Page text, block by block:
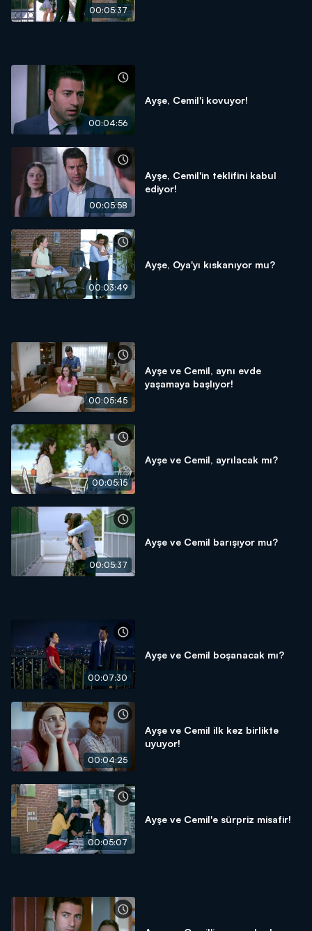
00:05:37
00:04:56
Ayşe, Cemil'i kovuyor!
00:05:58
Ayşe, Cemil'in teklifini kabul
ediyor!
00:03:49
Ayşe, Oya'yı kıskanıyor mu?
00:05:45
Ayşe ve Cemil, aynı evde
yaşamaya başlıyor!
00:05:15
Ayşe ve Cemil, ayrılacak mı?
00:05:37
Ayşe ve Cemil barışıyor mu?
00:07:30
Ayşe ve Cemil boşanacak mı?
00:04:25
Ayşe ve Cemil ilk kez birlikte
uyuyor!
00:05:07
Ayşe ve Cemil'e sürpriz misafir!